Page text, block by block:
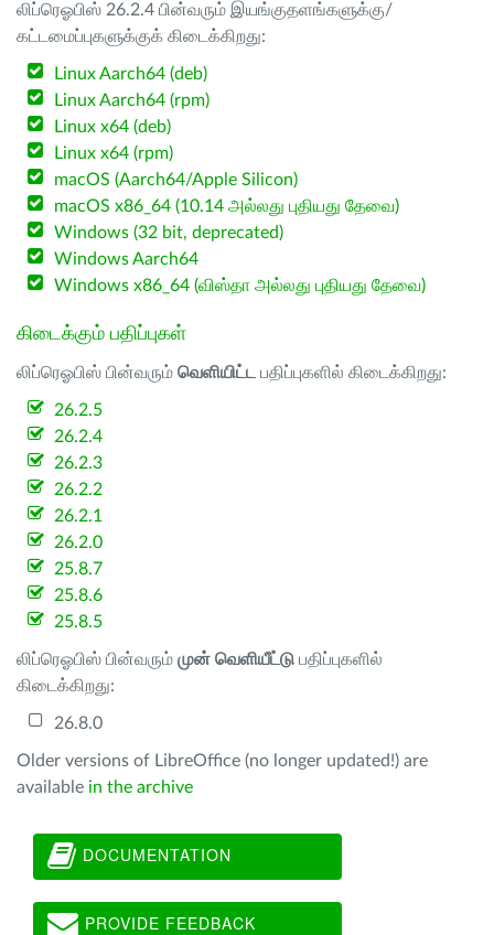
லிப்ரெஓபிஸ் 26.2.4 பின்வரும் இயங்குதளங்களுக்கு/
கட்டமைப்புகளுக்குக் கிடைக்கிறது:
Linux Aarch64 (deb)
Linux Aarch64 (rpm)
Linux x64 (deb)
Linux x64 (rpm)
macOS (Aarch64/Apple Silicon)
macOS x86_64 (10.14 அல்லது புதியது தேவை)
Windows (32 bit, deprecated)
Windows Aarch64
Windows x86_64 (விஸ்தா அல்லது புதியது தேவை)
கிடைக்கும் பதிப்புகள்
லிப்ரெஓபிஸ் பின்வரும் வெளியிட்ட பதிப்புகளில் கிடைக்கிறது:
26.2.5
26.2.4
26.2.3
26.2.2
26.2.1
26.2.0
25.8.7
25.8.6
25.8.5
லிப்ரெஓபிஸ் பின்வரும் முன் வெளியீட்டு பதிப்புகளில்
கிடைக்கிறது:
26.8.0
Older versions of LibreOffice (no longer updated!) are
available in the archive
DOCUMENTATION
PROVIDE FEEDBACK